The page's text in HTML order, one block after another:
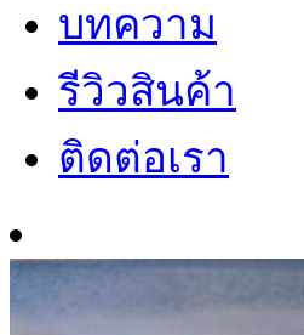
บทความ
รีวิวสินค้า
ติดต่อเรา